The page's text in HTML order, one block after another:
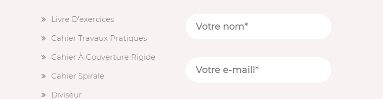
Livre D'exercices
Cahier Travaux Pratiques
Cahier À Couverture Rigide
Cahier Spirale
Diviseur